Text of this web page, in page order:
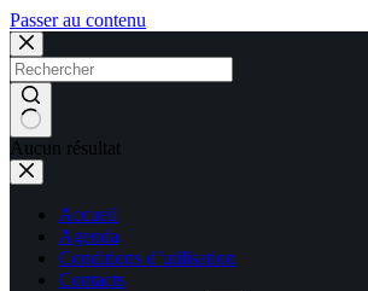
Passer au contenu
Aucun résultat
Accueil
Agenda
Conditions d’utilisation
Contacts